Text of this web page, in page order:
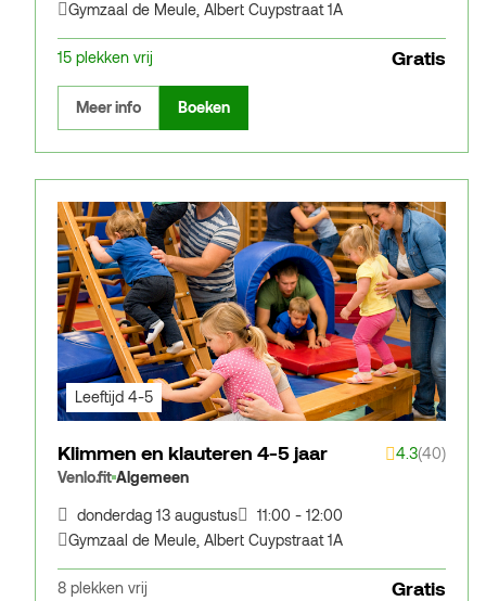
Gymzaal de Meule, Albert Cuypstraat 1A
15 plekken vrij Gratis
Meer info Boeken
Leeftijd 4-5
Klimmen en klauteren 4-5 jaar 4.3(40)
Venlo.fit Algemeen
donderdag 13 augustus
11:00 - 12:00
Gymzaal de Meule Albert Cuypstraat 1A
8 plekken vrij Gratis